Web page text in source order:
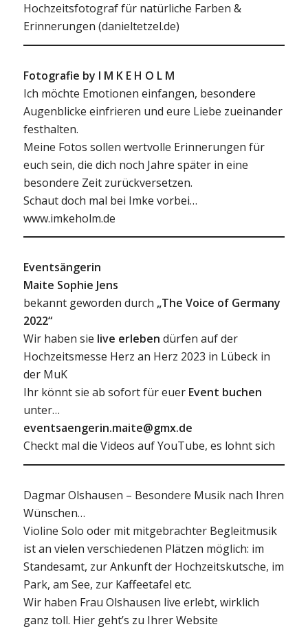
Hochzeitsfotograf für natürliche Farben &
Erinnerungen (danieltetzel.de)
Fotografie by I M K E H O L M
Ich möchte Emotionen einfangen, besondere
Augenblicke einfrieren und eure Liebe zueinander
festhalten.
Meine Fotos sollen wertvolle Erinnerungen für
euch sein, die dich noch Jahre später in eine
besondere Zeit zurückversetzen.
Schaut doch mal bei Imke vorbei…
www.imkeholm.de
Eventsängerin
Maite Sophie Jens
bekannt geworden durch „The Voice of Germany
2022“
Wir haben sie live erleben dürfen auf der
Hochzeitsmesse Herz an Herz 2023 in Lübeck in
der MuK
Ihr könnt sie ab sofort für euer Event buchen
unter…
eventsaengerin.maite@gmx.de
Checkt mal die Videos auf YouTube, es lohnt sich
Dagmar Olshausen – Besondere Musik nach Ihren
Wünschen…
Violine Solo oder mit mitgebrachter Begleitmusik
ist an vielen verschiedenen Plätzen möglich: im
Standesamt, zur Ankunft der Hochzeitskutsche, im
Park, am See, zur Kaffeetafel etc.
Wir haben Frau Olshausen live erlebt, wirklich
ganz toll. Hier geht’s zu Ihrer Website